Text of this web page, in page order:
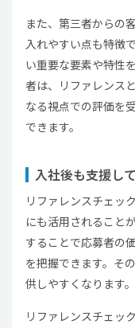
また、第三者からの
入れやすい点も特徴
い重要な要素や特性
者は、リファレンス
なる視点での評価を
できます。
入社後も支援し
リファレンスチェッ
にも活用されること
することで応募者の
を把握できます。そ
供しやすくなります。
リファレンスチェッ